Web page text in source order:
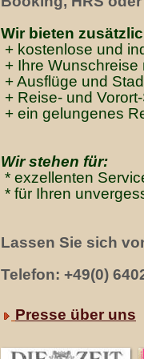
Wir bieten
+ kostenlose und
+ Ihre
+ Ausflüge und
+ Reise- und
+ ein gelungenes
Wir stehen für:
* exzellenten
* für Ihren
Lassen Sie sich
Telefon: +49(0)
Presse über uns